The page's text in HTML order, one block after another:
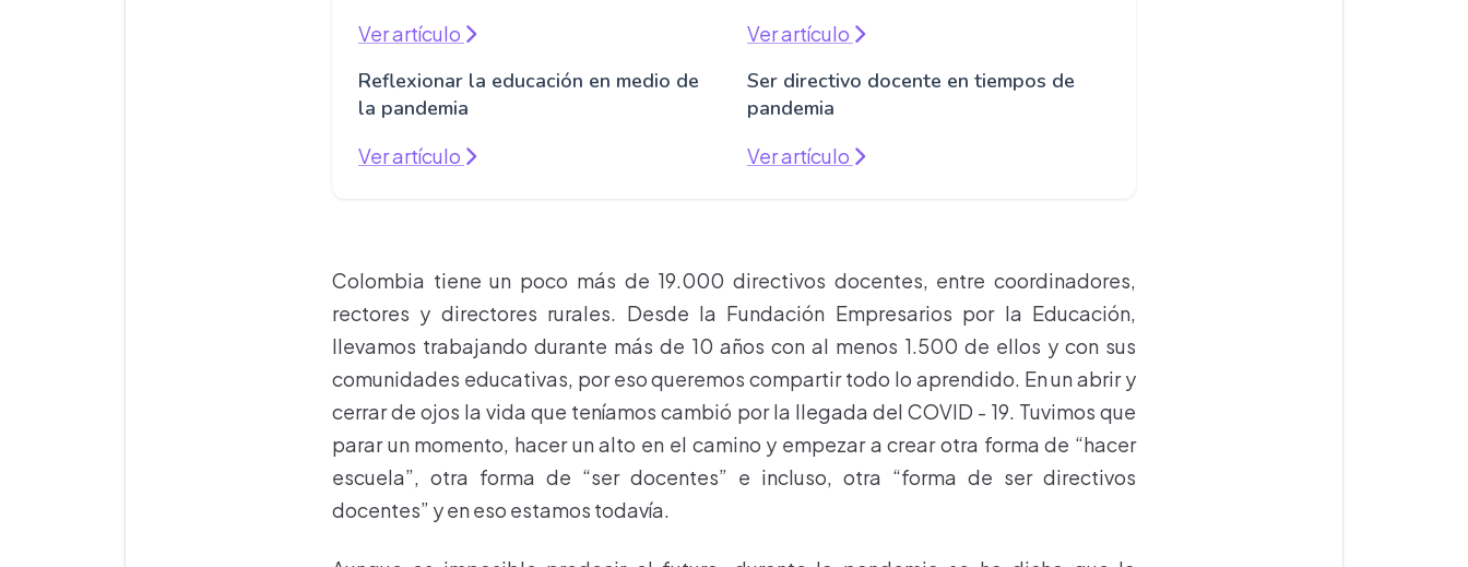
Ver artículo Ver artículo
Reflexionar la educación en medio de
la pandemia
Ver artículo
Ser directivo docente en tiempos de
pandemia
Ver artículo
Colombia tiene un poco más de 19.000 directivos docentes, entre coordinadores,
rectores y directores rurales. Desde la Fundación Empresarios por la Educación,
llevamos trabajando durante más de 10 años con al menos 1.500 de ellos y con sus
comunidades educativas, por eso queremos compartir todo lo aprendido. En un abrir y
cerrar de ojos la vida que teníamos cambió por la llegada del COVID - 19. Tuvimos que
parar un momento, hacer un alto en el camino y empezar a crear otra forma de “hacer
escuela”, otra forma de “ser docentes” e incluso, otra “forma de ser directivos
docentes” y en eso estamos todavía.